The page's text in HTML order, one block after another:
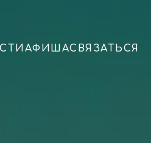
АФИШАСВЯЗАТЬСЯ